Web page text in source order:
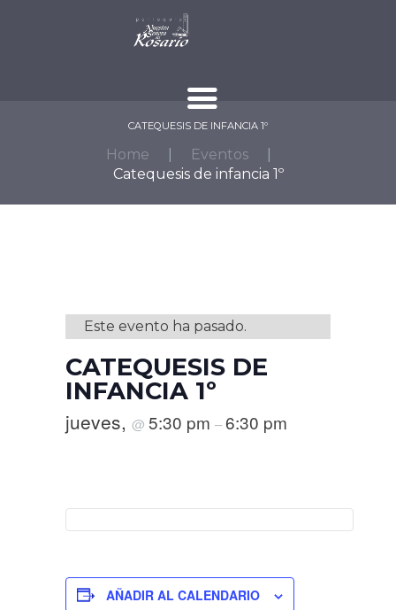
CATEQUESIS DE INFANCIA 1º
Home
Eventos
Catequesis de infancia 1º
Este evento ha pasado.
CATEQUESIS DE
INFANCIA 1º
jueves, @ 5:30 pm –6:30 pm
AÑADIR AL CALENDARIO